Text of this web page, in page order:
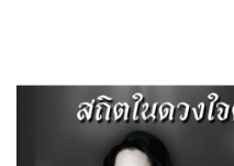
ข้อมูลเชิงสถิติเรื่องร้องเรีย